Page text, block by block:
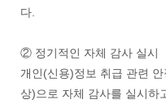
다.
② 정기적인 자체 감사 실시
개인(신용)정보 취급 관련
상)으로 자체 감사를 실시하